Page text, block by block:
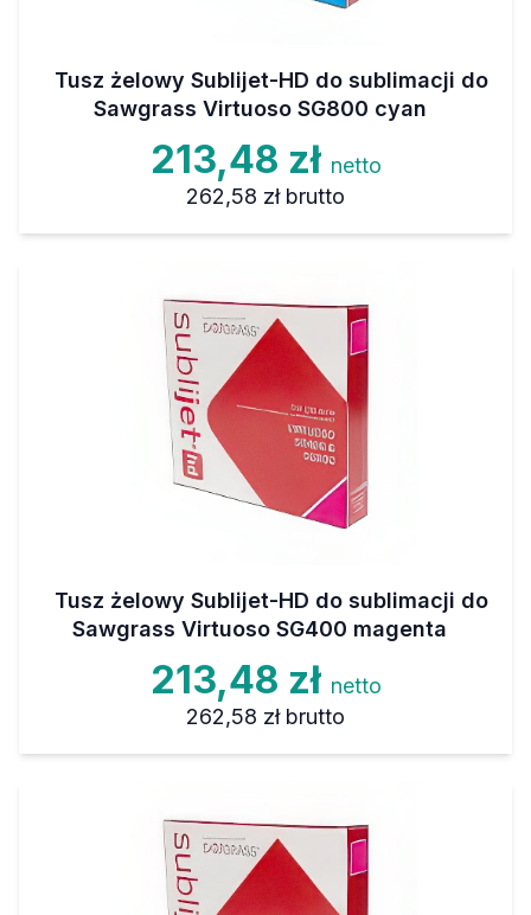
Tusz żelowy Sublijet-HD do sublimacji do
Sawgrass Virtuoso SG800 cyan
213,48 zł netto
262,58 zł brutto
Tusz żelowy Sublijet-HD do sublimacji do
Sawgrass Virtuoso SG400 magenta
213,48 zł netto
262,58 zł brutto